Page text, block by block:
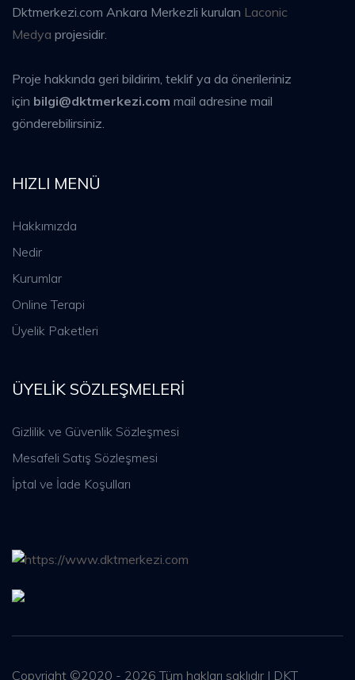
Dktmerkezi.com Ankara Merkezli kurulan Laconic
Medya projesidir.
Proje hakkında geri bildirim, teklif ya da önerileriniz
için bilgi@dktmerkezi.com mail adresine mail
gönderebilirsiniz.
HIZLI MENÜ
Hakkımızda
Nedir
Kurumlar
Online Terapi
Üyelik Paketleri
ÜYELIK SÖZLEŞMELERI
Gizlilik ve Güvenlik Sözleşmesi
Mesafeli Satış Sözleşmesi
İptal ve İade Koşulları
Copyright ©2020 - 2026 Tüm hakları saklıdır | DKT